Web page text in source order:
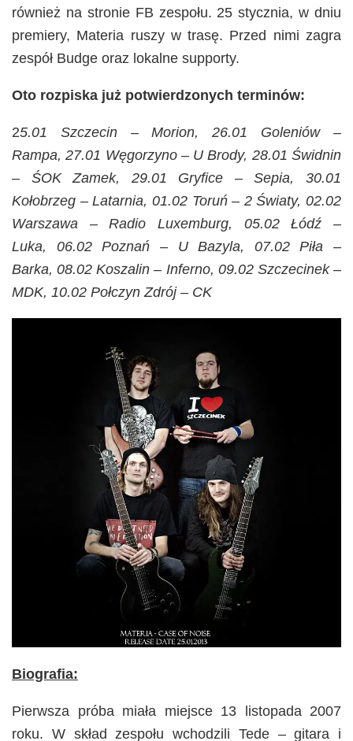
również na stronie FB zespołu. 25 stycznia, w dniu
premiery, Materia ruszy w trasę. Przed nimi zagra
zespół Budge oraz lokalne supporty.
Oto rozpiska już potwierdzonych terminów:
25.01 Szczecin – Morion,26.01 Goleniów –
Rampa,27.01 Węgorzyno – U Brody, 28.01 Świdnin
– ŚOK Zamek, 29.01 Gryfice – Sepia,30.01
Kołobrzeg – Latarnia, 01.02 Toruń – 2 Światy, 02.02
Warszawa – Radio Luxemburg, 05.02 Łódź –
Luka, 06.02 Poznań – U Bazyla, 07.02 Piła –
Barka,08.02 Koszalin – Inferno, 09.02 Szczecinek –
MDK, 10.02 Połczyn Zdrój – CK
Biografia:
Pierwsza próba miała miejsce 13 listopada 2007
roku. W skład zespołu wchodzili Tede – gitara i